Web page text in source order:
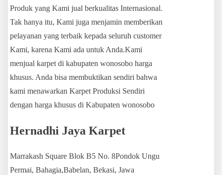
Produk yang Kami jual berkualitas Internasional.
Tak hanya itu, Kami juga menjamin memberikan
pelayanan yang terbaik kepada seluruh customer
Kami, karena Kami ada untuk Anda.Kami
menjual karpet di kabupaten wonosobo harga
khusus. Anda bisa membuktikan sendiri bahwa
kami menawarkan Karpet Produksi Sendiri
dengan harga khusus di Kabupaten wonosobo
Hernadhi Jaya Karpet
Marrakash Square Blok B5 No. 8Pondok Ungu
Permai, Bahagia,Babelan, Bekasi, Jawa